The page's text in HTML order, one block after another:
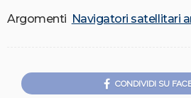
Argomenti Navigatori satellitari
CONDIVIDI SU